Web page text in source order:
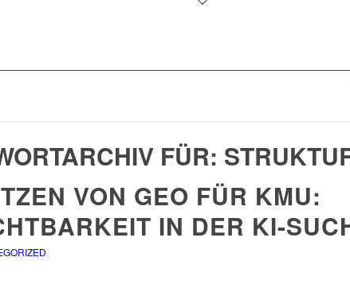
FÜR:
VON GEO FÜR KMU:
IN DER KI-